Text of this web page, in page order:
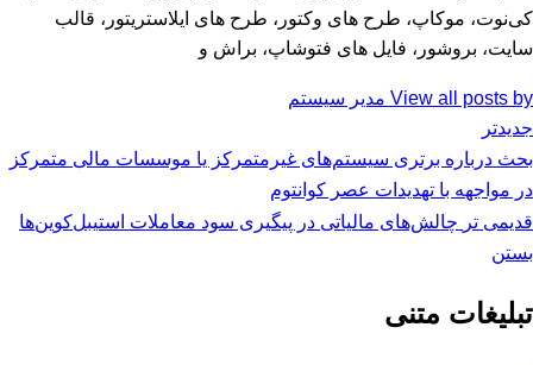
کی‌نوت، موکاپ، طرح های وکتور، طرح های ایلاستریتور، قالب
سایت، بروشور، فایل های فتوشاپ، براش و
View all posts by مدیر سیستم
جدیدتر
بحث درباره برتری سیستم‌های غیرمتمرکز یا موسسات مالی متمرکز
در مواجهه با تهدیدات عصر کوانتوم
قدیمی تر چالش‌های مالیاتی در پیگیری سود معاملات استیبل‌کوین‌ها
بستن
تبلیغات متنی